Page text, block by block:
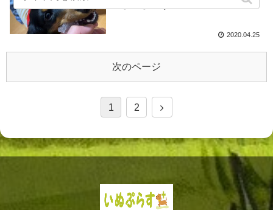
2020.04.25
次のページ
1 2